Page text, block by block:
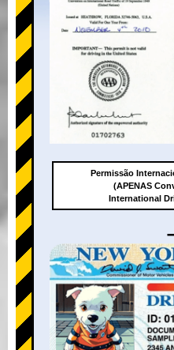
Permissão
(APENAS
International